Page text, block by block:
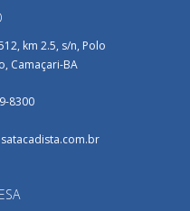
km 2.5, s/n, Polo
Camaçari-BA
8300